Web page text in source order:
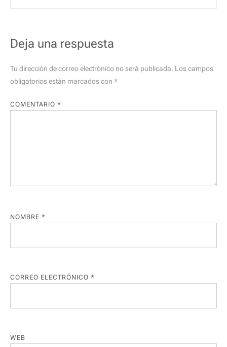
Deja una respuesta
Tu dirección de correo electrónico no será publicada. Los campos
obligatorios están marcados con *
COMENTARIO *
NOMBRE *
CORREO ELECTRÓNICO *
WEB